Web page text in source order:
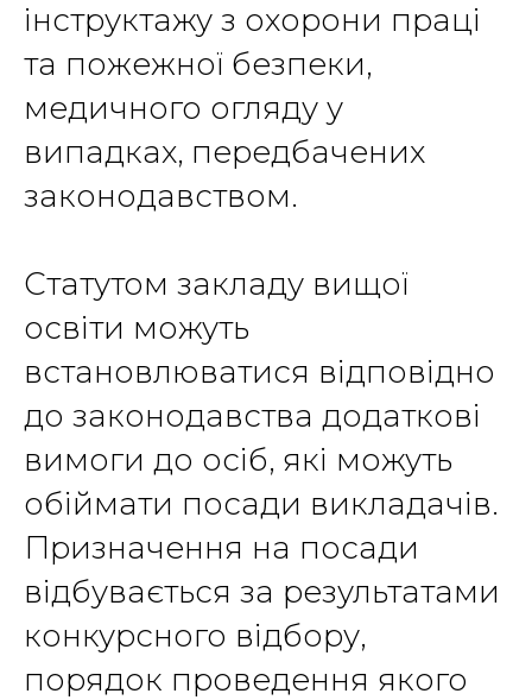
інструктажу з охорони праці
та пожежної безпеки,
медичного огляду у
випадках, передбачених
законодавством.
Статутом закладу вищої
освіти можуть
встановлюватися відповідно
до законодавства додаткові
вимоги до осіб, які можуть
обіймати посади викладачів.
Призначення на посади
відбувається за результатами
конкурсного відбору,
порядок проведення якого